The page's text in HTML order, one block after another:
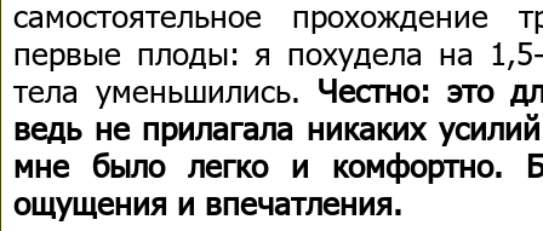
самостоятельное прохождение
первые плоды: я похудела на
тела уменьшились. Честно: это
ведь не прилагала никаких
мне было легко и комфортно.
ощущения и впечатления.